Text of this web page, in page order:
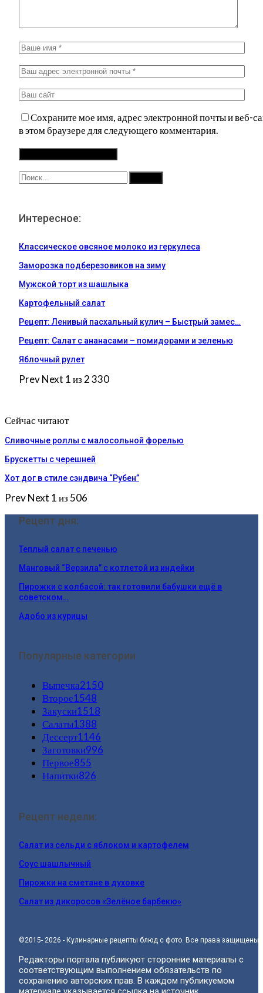
Сохраните мое имя, адрес электронной почты и веб-
в этом браузере для следующего комментария.
Интересное:
Классическое овсяное молоко из геркулеса
Заморозка подберезовиков на зиму
Мужской торт из шашлыка
Картофельный салат
Рецепт: Ленивый пасхальный кулич – Быстрый замес…
Рецепт: Салат с ананасами – помидорами и зеленью
Яблочный рулет
PrevNext 1 из 2 330
Сейчас читают
Сливочные роллы с малосольной форелью
Брускетты с черешней
Хот дог в стиле сэндвича “Рубен”
PrevNext 1 из 506
Рецепт дня:
Теплый салат с печенью
Манговый “Верзила” с котлетой из индейки
Пирожки с колбасой: так готовили бабушки ещё в
советском…
Адобо из курицы
Популярные категории
Выпечка2150
Второе1548
Закуски1518
Салаты1388
Дессерт1146
Заготовки996
Первое855
Напитки826
Рецепт недели:
Салат из сельди с яблоком и картофелем
Соус шашлычный
Пирожки на сметане в духовке
Салат из дикоросов «Зелёное барбекю»
©2015- 2026 - Кулинарные рецепты блюд с фото. Все права защищены.
Редакторы портала публикуют сторонние материалы с
соответствующим выполнением обязательств по
сохранению авторских прав. В каждом публикуемом